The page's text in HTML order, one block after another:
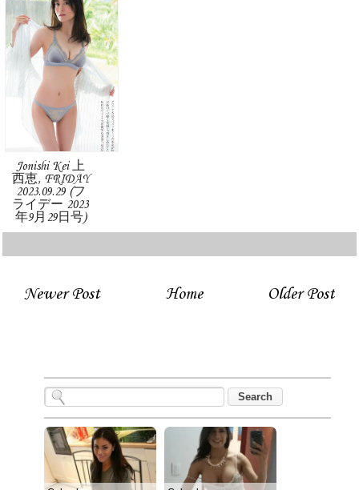
Jonishi Kei 上
西恵, FRIDAY
2023.09.29 (フ
ライデー 2023
年9月29日号)
Newer Post Older Post
Home